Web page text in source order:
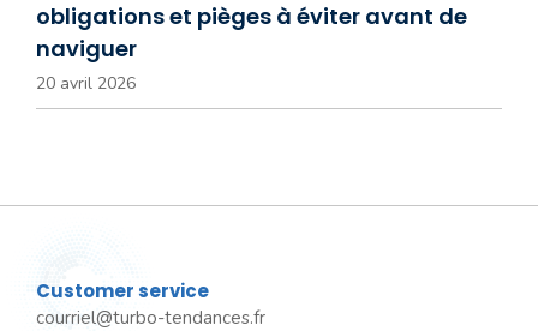
obligations et pièges à éviter avant de
naviguer
20 avril 2026
Customer service
courriel@turbo-tendances.fr